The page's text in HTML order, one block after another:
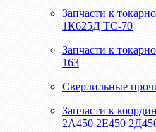
Запчасти к
1К625Д ТС-70
Запчасти к
163
Сверлильные
Запчасти к
2А450 2Е450